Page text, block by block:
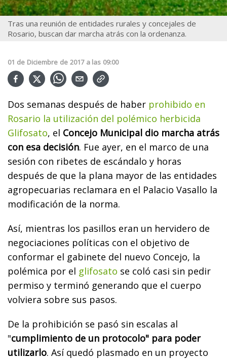
Tras una reunión de entidades rurales y concejales de
Rosario, buscan dar marcha atrás con la ordenanza.
01 de Diciembre de 2017 a las 09:00
Dos semanas después de haber prohibido en
Rosario la utilización del polémico herbicida
Glifosato, el Concejo Municipal dio marcha atrás
con esa decisión. Fue ayer, en el marco de una
sesión con ribetes de escándalo y horas
después de que la plana mayor de las entidades
agropecuarias reclamara en el Palacio Vasallo la
modificación de la norma.
Así, mientras los pasillos eran un hervidero de
negociaciones políticas con el objetivo de
conformar el gabinete del nuevo Concejo, la
polémica por el glifosato se coló casi sin pedir
permiso y terminó generando que el cuerpo
volviera sobre sus pasos.
De la prohibición se pasó sin escalas al
"cumplimiento de un protocolo" para poder
utilizarlo. Así quedó plasmado en un proyecto